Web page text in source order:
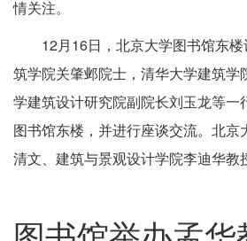
情关注。
12月16日，北京大学图书馆东
筑学院关肇邺院士，清华大学建筑学
学建筑设计研究院副院长刘玉龙等一
图书馆东楼，并进行座谈交流。北京
清文、建筑与景观设计学院李迪华教